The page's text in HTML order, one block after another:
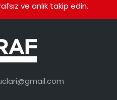
ve anlık takip edin.